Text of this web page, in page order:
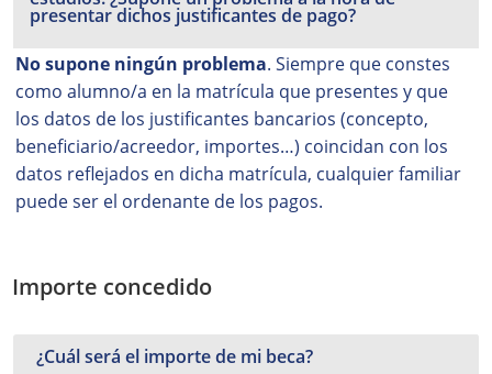
presentar dichos justificantes de pago?
No supone ningún problema. Siempre que constes
como alumno/a en la matrícula que presentes y que
los datos de los justificantes bancarios (concepto,
beneficiario/acreedor, importes…) coincidan con los
datos reflejados en dicha matrícula, cualquier familiar
puede ser el ordenante de los pagos.
Importe concedido
¿Cuál será el importe de mi beca?